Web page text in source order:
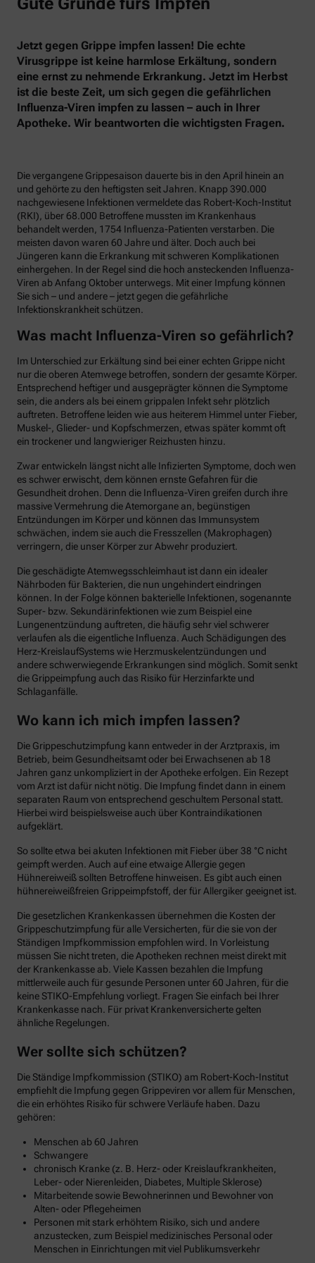
Jetzt gegen Grippe impfen lassen! Die echte
Virusgrippe ist keine harmlose Erkältung, sondern
eine ernst zu nehmende Erkrankung. Jetzt im Herbst
ist die beste Zeit, um sich gegen die gefährlichen
Influenza-Viren impfen zu lassen – auch in Ihrer
Apotheke. Wir beantworten die wichtigsten Fragen.
Die vergangene Grippesaison dauerte bis in den April hinein an
und gehörte zu den heftigsten seit Jahren. Knapp 390.000
nachgewiesene Infektionen vermeldete das Robert-Koch-Institut
(RKI), über 68.000 Betroffene mussten im Krankenhaus
behandelt werden, 1754 Influenza-Patienten verstarben. Die
meisten davon waren 60 Jahre und älter. Doch auch bei
Jüngeren kann die Erkrankung mit schweren Komplikationen
einhergehen. In der Regel sind die hoch ansteckenden Influenza-
Viren ab Anfang Oktober unterwegs. Mit einer Impfung können
Sie sich – und andere – jetzt gegen die gefährliche
Infektionskrankheit schützen.
Was macht Influenza-Viren so gefährlich?
Im Unterschied zur Erkältung sind bei einer echten Grippe nicht
nur die oberen Atemwege betroffen, sondern der gesamte Körper.
Entsprechend heftiger und ausgeprägter können die Symptome
sein, die anders als bei einem grippalen Infekt sehr plötzlich
auftreten. Betroffene leiden wie aus heiterem Himmel unter Fieber,
Muskel-, Glieder- und Kopfschmerzen, etwas später kommt oft
ein trockener und langwieriger Reizhusten hinzu.
Zwar entwickeln längst nicht alle Infizierten Symptome, doch wen
es schwer erwischt, dem können ernste Gefahren für die
Gesundheit drohen. Denn die Influenza-Viren greifen durch ihre
massive Vermehrung die Atemorgane an, begünstigen
Entzündungen im Körper und können das Immunsystem
schwächen, indem sie auch die Fresszellen (Makrophagen)
verringern, die unser Körper zur Abwehr produziert.
Die geschädigte Atemwegsschleimhaut ist dann ein idealer
Nährboden für Bakterien, die nun ungehindert eindringen
können. In der Folge können bakterielle Infektionen, sogenannte
Super- bzw. Sekundärinfektionen wie zum Beispiel eine
Lungenentzündung auftreten, die häufig sehr viel schwerer
verlaufen als die eigentliche Influenza. Auch Schädigungen des
Herz-KreislaufSystems wie Herzmuskelentzündungen und
andere schwerwiegende Erkrankungen sind möglich. Somit senkt
die Grippeimpfung auch das Risiko für Herzinfarkte und
Schlaganfälle.
Wo kann ich mich impfen lassen?
Die Grippeschutzimpfung kann entweder in der Arztpraxis, im
Betrieb, beim Gesundheitsamt oder bei Erwachsenen ab 18
Jahren ganz unkompliziert in der Apotheke erfolgen. Ein Rezept
vom Arzt ist dafür nicht nötig. Die Impfung findet dann in einem
separaten Raum von entsprechend geschultem Personal statt.
Hierbei wird beispielsweise auch über Kontraindikationen
aufgeklärt.
So sollte etwa bei akuten Infektionen mit Fieber über 38 °C nicht
geimpft werden. Auch auf eine etwaige Allergie gegen
Hühnereiweiß sollten Betroffene hinweisen. Es gibt auch einen
hühnereiweißfreien Grippeimpfstoff, der für Allergiker geeignet ist.
Die gesetzlichen Krankenkassen übernehmen die Kosten der
Grippeschutzimpfung für alle Versicherten, für die sie von der
Ständigen Impfkommission empfohlen wird. In Vorleistung
müssen Sie nicht treten, die Apotheken rechnen meist direkt mit
der Krankenkasse ab. Viele Kassen bezahlen die Impfung
mittlerweile auch für gesunde Personen unter 60 Jahren, für die
keine STIKO-Empfehlung vorliegt. Fragen Sie einfach bei Ihrer
Krankenkasse nach. Für privat Krankenversicherte gelten
ähnliche Regelungen.
Wer sollte sich schützen?
Die Ständige Impfkommission (STIKO) am Robert-Koch-Institut
empfiehlt die Impfung gegen Grippeviren vor allem für Menschen,
die ein erhöhtes Risiko für schwere Verläufe haben. Dazu
gehören:
Menschen ab 60 Jahren
Schwangere
chronisch Kranke (z. B. Herz- oder Kreislaufkrankheiten,
Leber- oder Nierenleiden, Diabetes, Multiple Sklerose)
Mitarbeitende sowie Bewohnerinnen und Bewohner von
Alten- oder Pflegeheimen
Personen mit stark erhöhtem Risiko, sich und andere
anzustecken, zum Beispiel medizinisches Personal oder
Menschen in Einrichtungen mit viel Publikumsverkehr